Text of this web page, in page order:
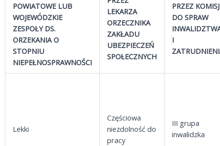
POWIATOWE LUB
WOJEWÓDZKIE
ZESPOŁY DS.
ORZEKANIA O
STOPNIU
NIEPEŁNOSPRAWNOŚCI
LEKARZA
ORZECZNIKA
ZAKŁADU
UBEZPIECZEŃ
SPOŁECZNYCH
PRZEZ
DO SPRAW
I
Lekki
Częściowa
niezdolność do
pracy
III grupa
inwalidzka